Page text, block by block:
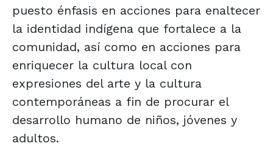
puesto énfasis en acciones para enaltecer
la identidad indígena que fortalece a la
comunidad, así como en acciones para
enriquecer la cultura local con
expresiones del arte y la cultura
contemporáneas a fin de procurar el
desarrollo humano de niños, jóvenes y
adultos.